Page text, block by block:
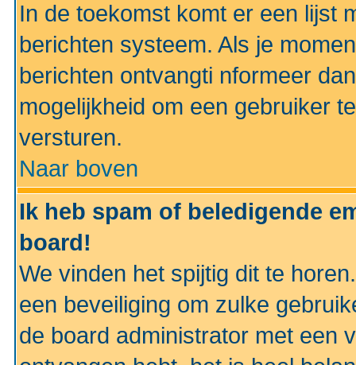
In de toekomst komt er een lijst
berichten systeem. Als je
berichten ontvangti nformeer
mogelijkheid om een gebruiker
versturen.
Naar boven
Ik heb spam of beledigende
board!
We vinden het spijtig dit te
een beveiliging om zulke
de board administrator met een